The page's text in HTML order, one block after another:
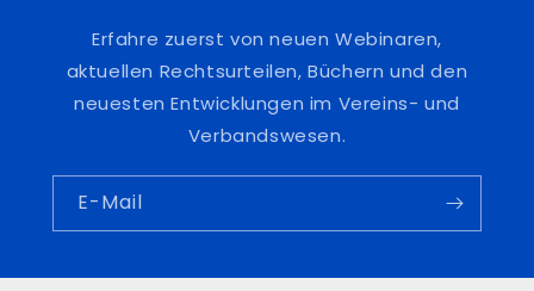
Erfahre zuerst von neuen Webinaren,
aktuellen Rechtsurteilen, Büchern und den
neuesten Entwicklungen im Vereins- und
Verbandswesen.
E-Mail